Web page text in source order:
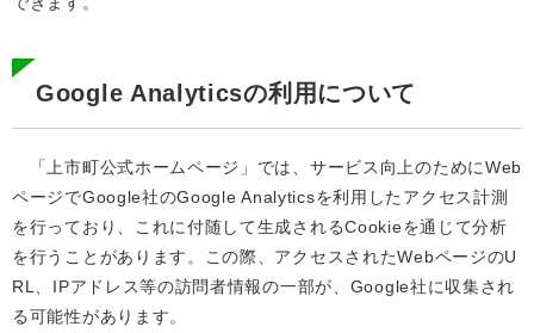
Google Analyticsの利用について
「上市町公式ホームページ」では、サービス向上のためにWeb
ページでGoogle社のGoogle Analyticsを利用したアクセス計測
を行っており、これに付随して生成されるCookieを通じて分析
を行うことがあります。この際、アクセスされたWebページのU
RL、IPアドレス等の訪問者情報の一部が、Google社に収集され
る可能性があります。